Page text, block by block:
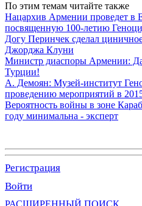
По этим темам читайте также
Нацархив Армении проведет в
посвященную 100-летию
Догу Перинчек сделал
Джорджа Клуни
Министр диаспоры Армении: Да
Турции!
А. Демоян: Музей-институт
проведению мероприятий в
Вероятность войны в зоне
году минимальна - эксперт
Регистрация
Войти
РАСШИРЕННЫЙ ПОИСК